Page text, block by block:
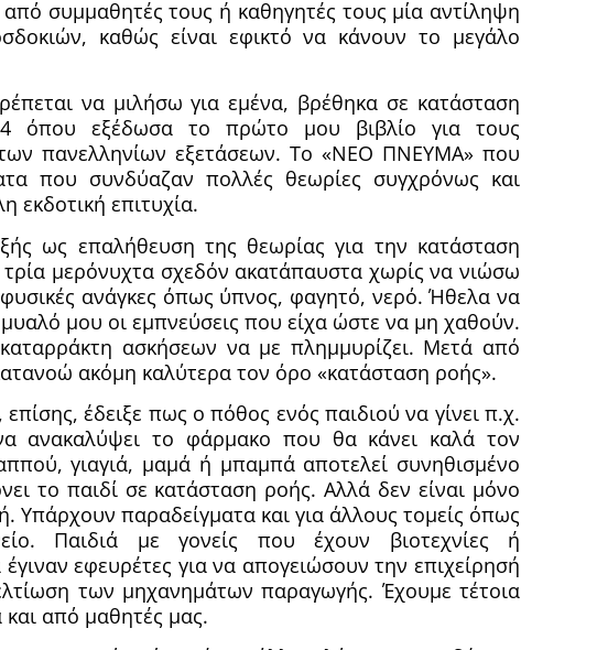
από συμμαθητές τους ή καθηγητές τους μία αντίληψη
καθώς είναι εφικτό να κάνουν το μεγάλο
να μιλήσω για εμένα, βρέθηκα σε κατάσταση
όπου εξέδωσα το πρώτο μου βιβλίο για τους
πανελληνίων εξετάσεων. Tο «ΝΕΟ ΠΝΕΥΜΑ» που
που συνδύαζαν πολλές θεωρίες συγχρόνως και
εκδοτική επιτυχία.
ως επαλήθευση της θεωρίας για την κατάσταση
μερόνυχτα σχεδόν ακατάπαυστα χωρίς να νιώσω
ανάγκες όπως ύπνος, φαγητό, νερό. Ήθελα να
μου οι εμπνεύσεις που είχα ώστε να μη χαθούν.
ασκήσεων να με πλημμυρίζει. Μετά από
ακόμη καλύτερα τον όρο «κατάσταση ροής».
έδειξε πως ο πόθος ενός παιδιού να γίνει π.χ.
ανακαλύψει το φάρμακο που θα κάνει καλά τον
γιαγιά, μαμά ή μπαμπά αποτελεί συνηθισμένο
το παιδί σε κατάσταση ροής. Αλλά δεν είναι μόνο
Υπάρχουν παραδείγματα και για άλλους τομείς όπως
Παιδιά με γονείς που έχουν βιοτεχνίες ή
εφευρέτες για να απογειώσουν την επιχείρησή
των μηχανημάτων παραγωγής. Έχουμε τέτοια
από μαθητές μας.